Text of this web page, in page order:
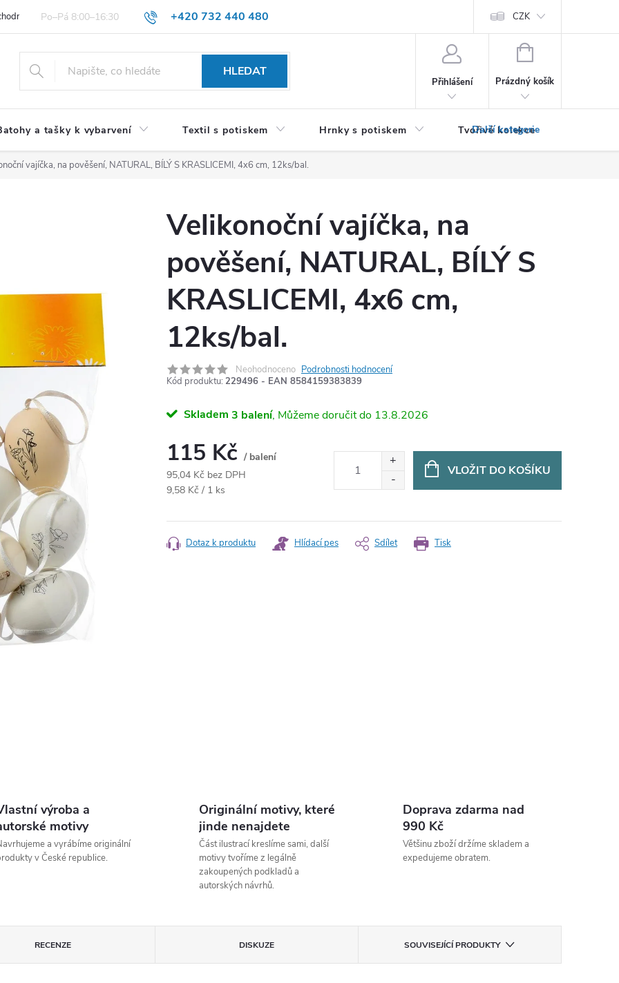
+420 732 440 480
podmínky pro spotřebitele VŠEOBECNÉ OBCHODNÍ PODMÍNKY PRO PODNIKATELE (B2B) Podmínky ochrany osobních údajů
CZK
HLEDAT
Přihlášení
NÁKUPNÍ
Prázdný košík
a tašky k vybarvení Textil s potiskem Hrnky s potiskem Tvořivé kolekce
vajíčka, na pověšení, NATURAL, BÍLÝ S KRASLICEMI, 4x6 cm, 12ks/bal.
Velikonoční vajíčka, na
pověšení, NATURAL, BÍLÝ S
KRASLICEMI, 4x6 cm,
12ks/bal.
Neohodnoceno Podrobnosti hodnocení
Kód produktu: 229496 - EAN 8584159383839
Skladem 3 balení 13.8.2026
115 Kč / balení
95,04 Kč bez DPH
Měrná
9,58 Kč / 1 ks
VLOŽIT DO KOŠÍKU
Tisk
Dotaz k produktu Hlídací pes Sdílet
výroba a
motivy
a vyrábíme originální
v České republice.
Originální motivy, které
jinde nenajdete
Část ilustrací kreslíme sami, další
motivy tvoříme z legálně
zakoupených podkladů a
autorských návrhů.
Doprava zdarma nad
990 Kč
Většinu zboží držíme skladem a
expedujeme obratem.
RECENZE DISKUZE SOUVISEJÍCÍ PRODUKTY